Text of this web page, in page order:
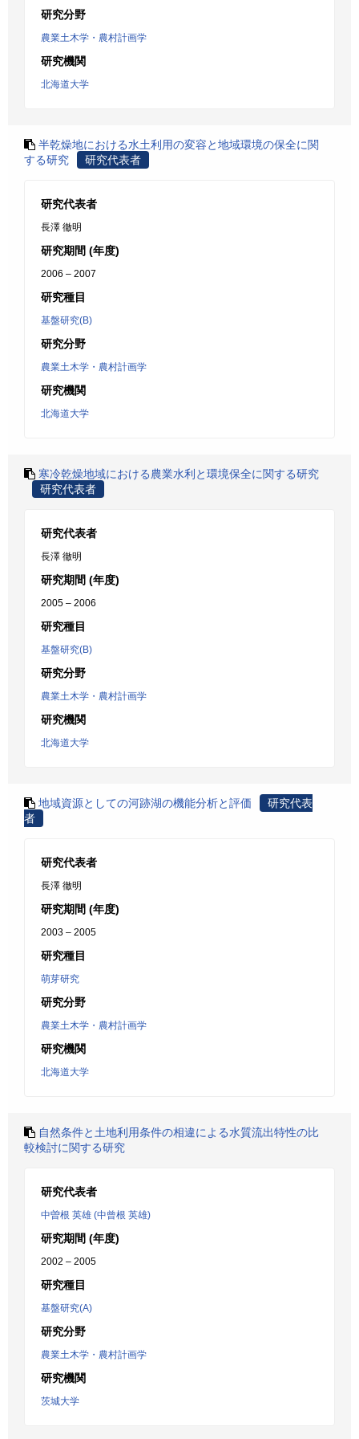
研究分野
農業土木学・農村計画学
研究機関
北海道大学
半乾燥地における水土利用の変容と地域環境の保全に関
する研究
研究代表者
研究代表者
長澤 徹明
研究期間 (年度)
2006 – 2007
研究種目
基盤研究(B)
研究分野
農業土木学・農村計画学
研究機関
北海道大学
寒冷乾燥地域における農業水利と環境保全に関する研究
研究代表者
研究代表者
長澤 徹明
研究期間 (年度)
2005 – 2006
研究種目
基盤研究(B)
研究分野
農業土木学・農村計画学
研究機関
北海道大学
地域資源としての河跡湖の機能分析と評価
研究代表
者
研究代表者
長澤 徹明
研究期間 (年度)
2003 – 2005
研究種目
萌芽研究
研究分野
農業土木学・農村計画学
研究機関
北海道大学
自然条件と土地利用条件の相違による水質流出特性の比
較検討に関する研究
研究代表者
中曽根 英雄 (中曾根 英雄)
研究期間 (年度)
2002 – 2005
研究種目
基盤研究(A)
研究分野
農業土木学・農村計画学
研究機関
茨城大学